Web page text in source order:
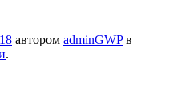
автором adminGWPв
.